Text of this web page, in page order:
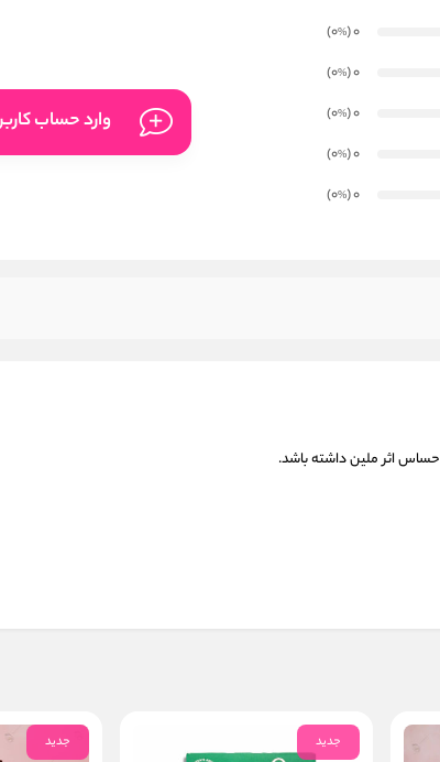
0
(0
%
)
0
(0
%
)
0
(0
%
)
0
(0
%
)
0
(0
%
)
وارد حساب
جدید جدید